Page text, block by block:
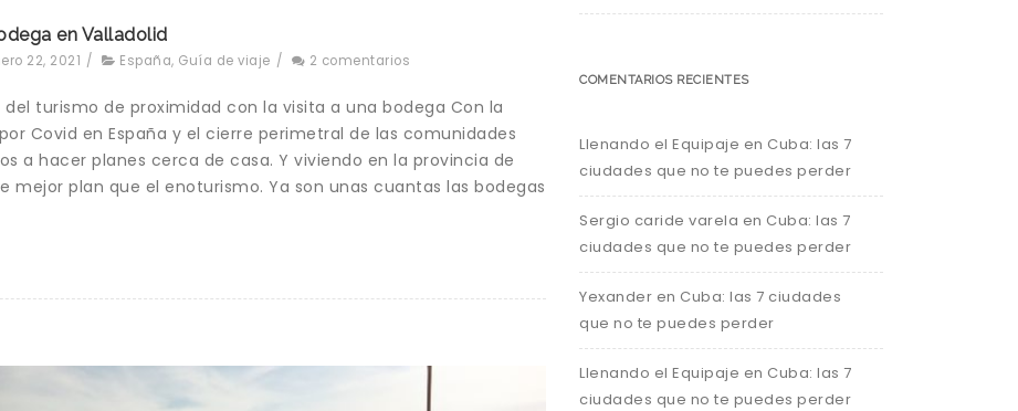
en Valladolid
22, 2021 / España, Guía de viaje / 2 comentarios
turismo de proximidad con la visita a una bodega Con la
Covid en España y el cierre perimetral de las comunidades
a hacer planes cerca de casa. Y viviendo en la provincia de
mejor plan que el enoturismo. Ya son unas cuantas las bodegas
COMENTARIOS RECIENTES
Llenando el Equipaje en Cuba: las 7
ciudades que no te puedes perder
Sergio caride varela en Cuba: las 7
ciudades que no te puedes perder
Yexander en Cuba: las 7 ciudades
que no te puedes perder
Llenando el Equipaje en Cuba: las 7
ciudades que no te puedes perder